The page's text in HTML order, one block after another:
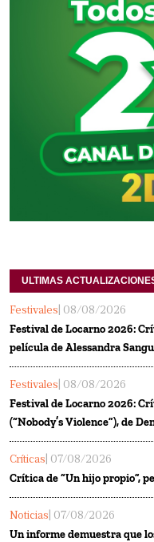
ULTIMAS
Festivales | 08/08/2026
Festival de Locarno 2026:
película de Alessandra
Festivales | 08/08/2026
Festival de Locarno 2026:
(“Nobody’s Violence”), de
Críticas | 07/08/2026
Crítica de “Un hijo propio”,
Noticias | 07/08/2026
Un informe demuestra que